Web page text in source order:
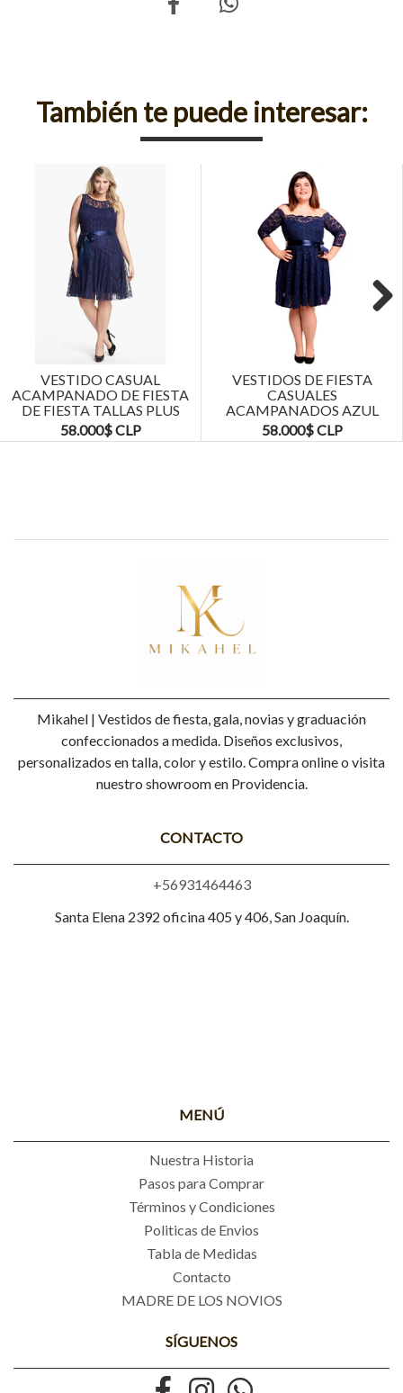
También te puede interesar:
VESTIDO CASUAL
ACAMPANADO DE FIESTA
DE FIESTA TALLAS PLUS
KADRIHEL
58.000$ CLP
VESTIDOS DE FIESTA
CASUALES
ACAMPANADOS AZUL
MARINO TALLAS PLUS
KADRIHEL
58.000$ CLP
Mikahel | Vestidos de fiesta, gala, novias y graduación
confeccionados a medida. Diseños exclusivos,
personalizados en talla, color y estilo. Compra online o visita
nuestro showroom en Providencia.
CONTACTO
+56931464463
Santa Elena 2392 oficina 405 y 406, San Joaquín.
MENÚ
Nuestra Historia
Pasos para Comprar
Términos y Condiciones
Politicas de Envios
Tabla de Medidas
Contacto
MADRE DE LOS NOVIOS
SÍGUENOS